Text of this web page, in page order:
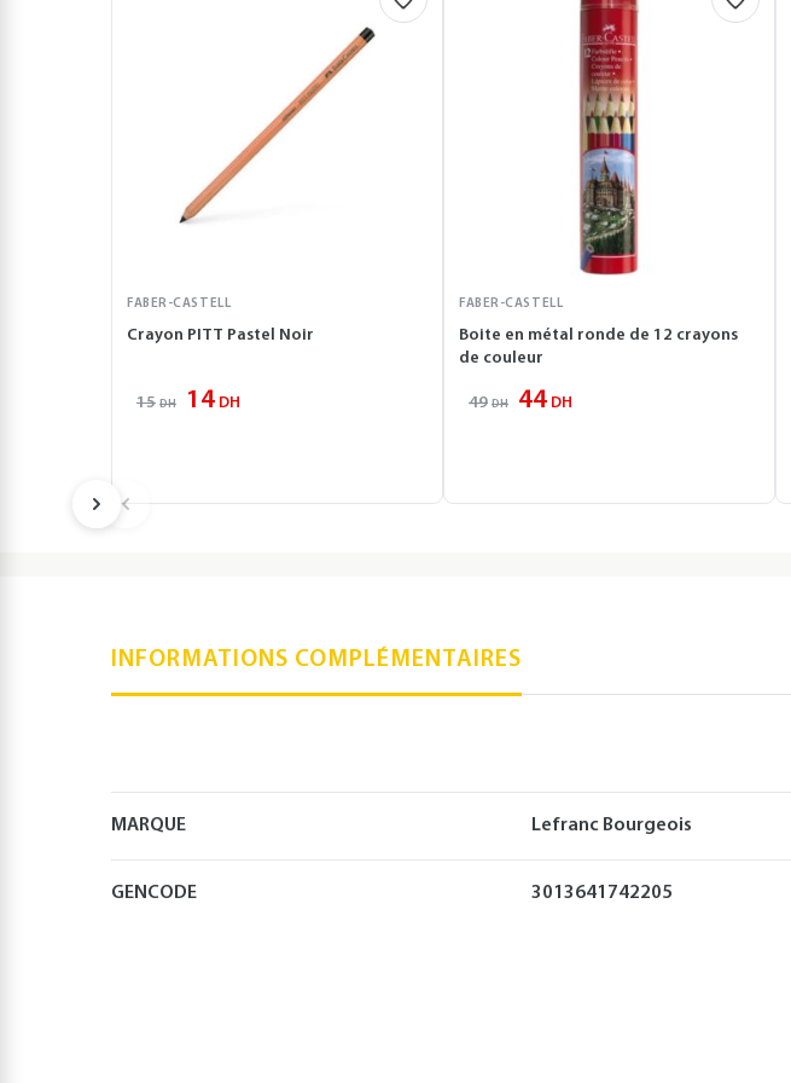
FABER-CASTELL
Crayon PITT Pastel Noir
15 DH 14 DH
FABER-CASTELL
Boite en métal ronde de 12 crayons
de couleur
49 DH 44 DH
INFORMATIONS COMPLÉMENTAIRES
MARQUE Lefranc Bourgeois
GENCODE 3013641742205